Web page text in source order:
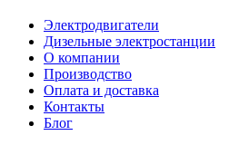
Электродвигатели
Дизельные электростанции
О компании
Производство
Оплата и доставка
Контакты
Блог